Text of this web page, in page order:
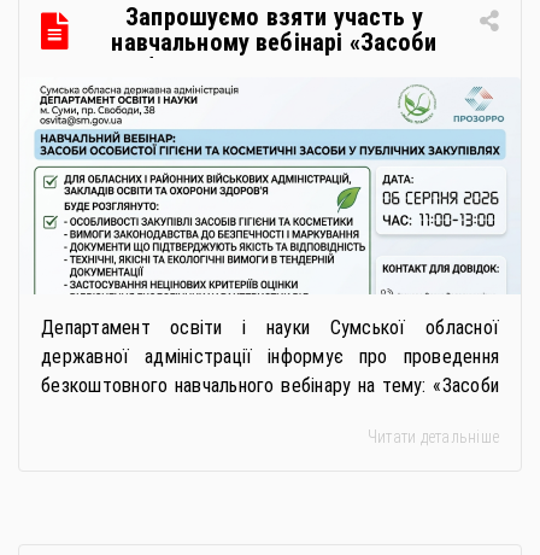
Запрошуємо взяти участь у
навчальному вебінарі «Засоби
особистої гігієни та косметичні
засоби у публічних закупівлях: як
сформувати вимоги та обрати
безпечну і якісну продукцію»
Департамент освіти і науки Сумської обласної
державної адміністрації інформує про проведення
безкоштовного навчального вебінару на тему: «Засоби
закупівлях: як сформувати вимоги та обрати безпечну і
Читати детальніше